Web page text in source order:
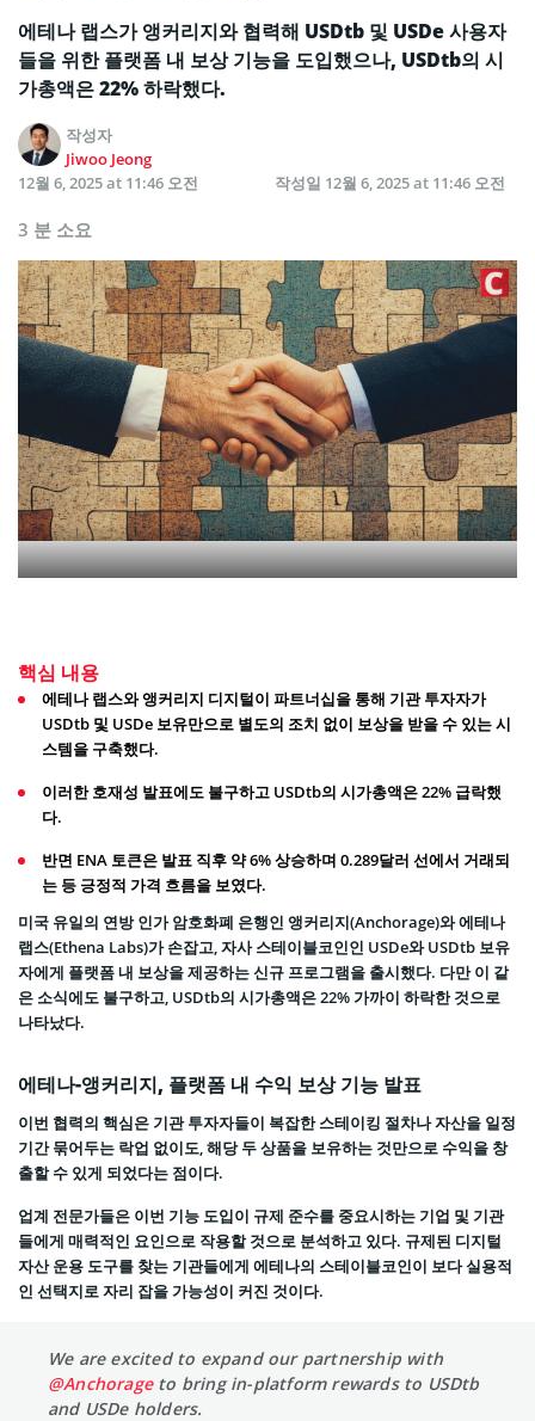
에테나 랩스가 앵커리지와 협력해 USDtb 및 USDe 사용자
들을 위한 플랫폼 내 보상 기능을 도입했으나, USDtb의 시
가총액은 22% 하락했다.
작성자
Jiwoo Jeong
12월 6, 2025 at 11:46 오전
작성일 12월 6, 2025 at 11:46 오전
3 분 소요
핵심 내용
에테나 랩스와 앵커리지 디지털이 파트너십을 통해 기관 투자자가
USDtb 및 USDe 보유만으로 별도의 조치 없이 보상을 받을 수 있는 시
스템을 구축했다.
이러한 호재성 발표에도 불구하고 USDtb의 시가총액은 22% 급락했
다.
반면 ENA 토큰은 발표 직후 약 6% 상승하며 0.289달러 선에서 거래되
는 등 긍정적 가격 흐름을 보였다.
미국 유일의 연방 인가 암호화폐 은행인 앵커리지(Anchorage)와 에테나
랩스(Ethena Labs)가 손잡고, 자사 스테이블코인인 USDe와 USDtb 보유
자에게 플랫폼 내 보상을 제공하는 신규 프로그램을 출시했다. 다만 이 같
은 소식에도 불구하고, USDtb의 시가총액은 22% 가까이 하락한 것으로
나타났다.
에테나-앵커리지, 플랫폼 내 수익 보상 기능 발표
이번 협력의 핵심은 기관 투자자들이 복잡한 스테이킹 절차나 자산을 일정
기간 묶어두는 락업 없이도, 해당 두 상품을 보유하는 것만으로 수익을 창
출할 수 있게 되었다는 점이다.
업계 전문가들은 이번 기능 도입이 규제 준수를 중요시하는 기업 및 기관
들에게 매력적인 요인으로 작용할 것으로 분석하고 있다. 규제된 디지털
자산 운용 도구를 찾는 기관들에게 에테나의 스테이블코인이 보다 실용적
인 선택지로 자리 잡을 가능성이 커진 것이다.
We are excited to expand our partnership with
@Anchorageto bring in-platform rewards to USDtb
and USDe holders.